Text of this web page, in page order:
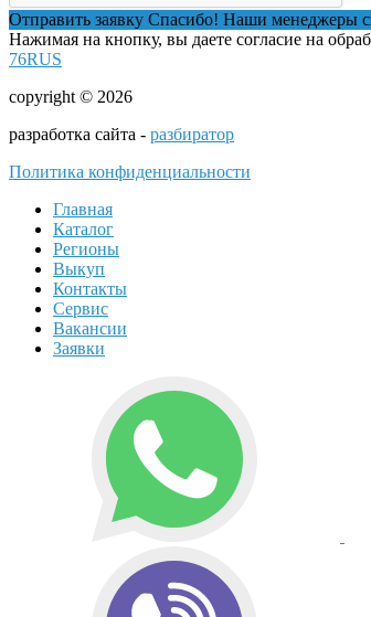
Отправить заявку Спасибо! Наши менеджеры
Нажимая на кнопку, вы даете согласие на
76RUS
copyright © 2026
разработка сайта - разбиратор
Политика конфиденциальности
Главная
Каталог
Регионы
Выкуп
Контакты
Сервис
Вакансии
Заявки